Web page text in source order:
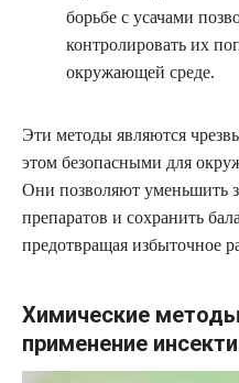
борьбе с усачами
контролировать их
окружающей среде.
Эти методы являются
этом безопасными для
Они позволяют уменьшить
препаратов и сохранить
предотвращая избыточное
Химические
применение